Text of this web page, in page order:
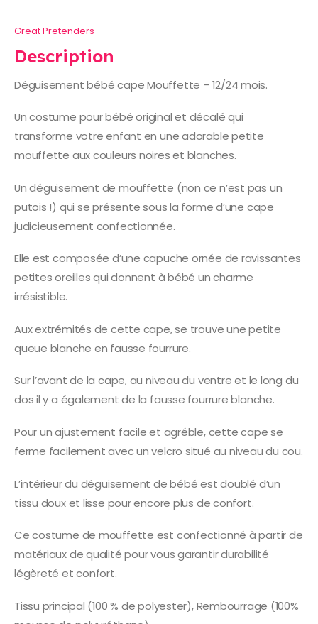
Great Pretenders
Description
Déguisement bébé cape Mouffette – 12/24 mois.
Un costume pour bébé original et décalé qui
transforme votre enfant en une adorable petite
mouffette aux couleurs noires et blanches.
Un déguisement de mouffette (non ce n’est pas un
putois !) qui se présente sous la forme d’une cape
judicieusement confectionnée.
Elle est composée d’une capuche ornée de ravissantes
petites oreilles qui donnent à bébé un charme
irrésistible.
Aux extrémités de cette cape, se trouve une petite
queue blanche en fausse fourrure.
Sur l’avant de la cape, au niveau du ventre et le long du
dos il y a également de la fausse fourrure blanche.
Pour un ajustement facile et agréble, cette cape se
ferme facilement avec un velcro situé au niveau du cou.
L’intérieur du déguisement de bébé est doublé d’un
tissu doux et lisse pour encore plus de confort.
Ce costume de mouffette est confectionné à partir de
matériaux de qualité pour vous garantir durabilité
légèreté et confort.
Tissu principal (100 % de polyester), Rembourrage (100%